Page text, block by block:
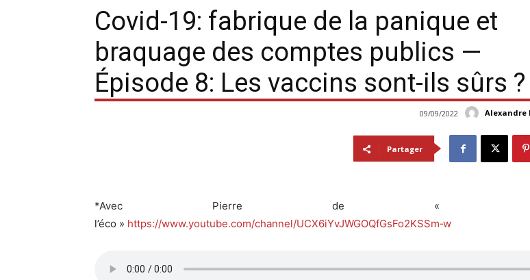
Covid-19: fabrique de la panique et
braquage des comptes publics —
Épisode 8: Les vaccins sont-ils sûrs ?
Alexandre
09/09/2022
Partager
*Avec Pierre de «
l’éco » https://www.youtube.com/channel/UCX6iYvJWGOQfGsFo2KSSm‑w